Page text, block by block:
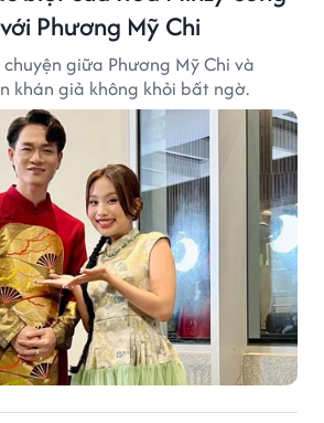
Phương Mỹ Chi
giữa Phương Mỹ Chi và
khán giả không khỏi bất ngờ.